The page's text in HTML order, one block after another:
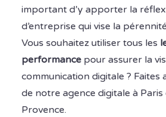
important d’y apporter la
d’entreprise qui vise la
Vous souhaitez utiliser tous les
performance pour assurer la
communication digitale ? Faites
de notre agence digitale à Paris
Provence.